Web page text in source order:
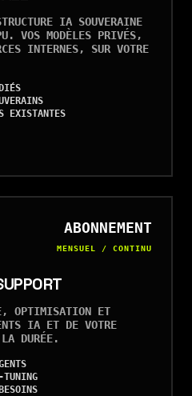
IA SOUVERAINE
VOS MODÈLES PRIVÉS,
INTERNES, SUR VOTRE
EXISTANTES
ABONNEMENT
MENSUEL / CONTINU
OPTIMISATION ET
IA ET DE VOTRE
LA DURÉE.